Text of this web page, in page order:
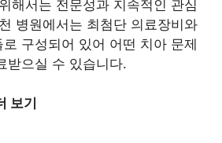
해서는 전문성과 지속적인 관심
병원에서는 최첨단 의료장비와
구성되어 있어 어떤 치아 문제
받으실 수 있습니다.
보기